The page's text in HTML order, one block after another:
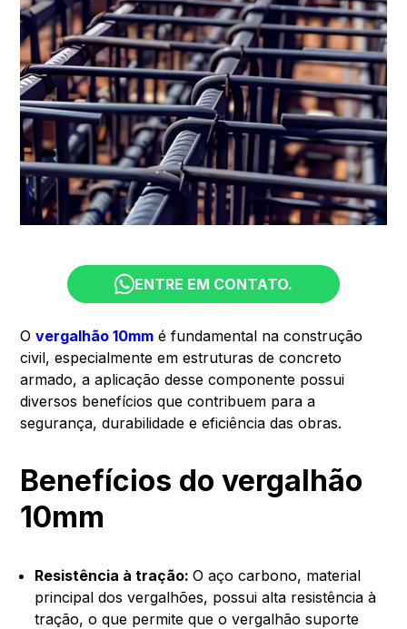
ENTRE EM CONTATO.
Overgalhão 10mm é fundamental na construção
civil, especialmente em estruturas de concreto
armado, a aplicação desse componente possui
diversos benefícios que contribuem para a
segurança, durabilidade e eficiência das obras.
Benefícios do vergalhão
10mm
Resistência à tração:O aço carbono, material
principal dos vergalhões, possui alta resistência à
tração, o que permite que o vergalhão suporte